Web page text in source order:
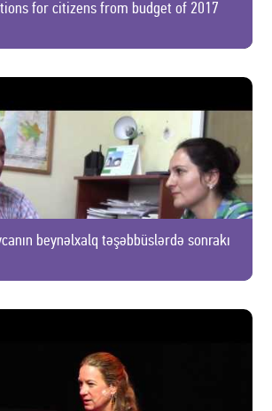
for citizens from budget of 2017
beynəlxalq təşəbbüslərdə sonrakı